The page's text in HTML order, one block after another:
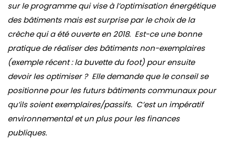
sur le programme qui vise à l’optimisation énergétique
des bâtiments mais est surprise par le choix de la
crèche qui a été ouverte en 2018. Est-ce une bonne
pratique de réaliser des bâtiments non-exemplaires
(exemple récent : la buvette du foot) pour ensuite
devoir les optimiser ? Elle demande que le conseil se
positionne pour les futurs bâtiments communaux pour
qu’ils soient exemplaires/passifs. C’est un impératif
environnemental et un plus pour les finances
publiques.